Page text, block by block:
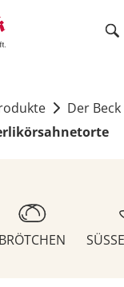
Der Beck
BRÖTCHEN